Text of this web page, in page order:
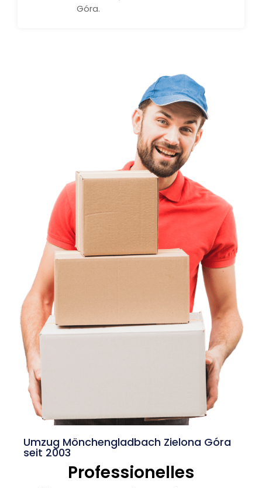
Góra.
Umzug Mönchengladbach Zielona Góra
seit 2003
Professionelles